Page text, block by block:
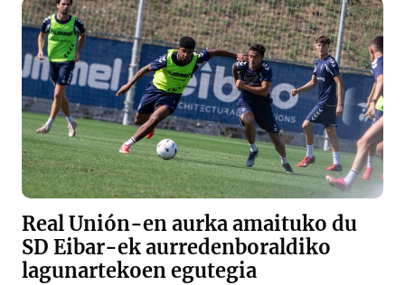
Real Unión-en aurka amaituko du
SD Eibar-ek aurredenboraldiko
lagunartekoen egutegia